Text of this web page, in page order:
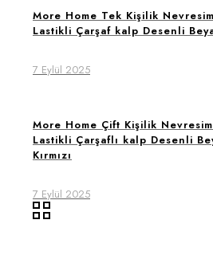
More Home Tek Kişilik Nevresim
Lastikli Çarşaf kalp Desenli
7 Eylül 2025
More Home Çift Kişilik Nevresim
Lastikli Çarşaflı kalp Desenli
Kırmızı
7 Eylül 2025